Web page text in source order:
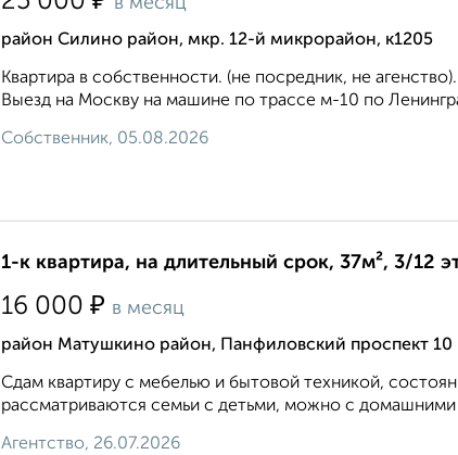
район Силино район, мкр. 12-й микрорайон, к1205
Квартира в собственности. (не посредник, не
Выезд на Москву на машине по трассе м-10 по
Собственник, 05.08.2026
1-к квартира, на длительный срок, 37м², 3/12
16 000 ₽ в месяц
район Матушкино район, Панфиловский проспект 10
Сдам квартиру с мебелью и бытовой техникой,
рассматриваются семьи с детьми, можно с
Агентство, 26.07.2026